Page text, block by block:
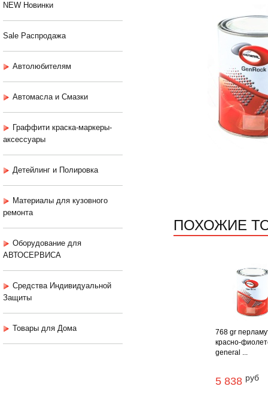
NEW Новинки
Sale Распродажа
Автолюбителям
Автомасла и Смазки
Граффити краска-маркеры-
аксессуары
Детейлинг и Полировка
Материалы для кузовного
ремонта
Оборудование для
АВТОСЕРВИСА
Средства Индивидуальной
Защиты
Товары для Дома
ПОХОЖИЕ
768 gr
красно-
general ...
5 838 руб